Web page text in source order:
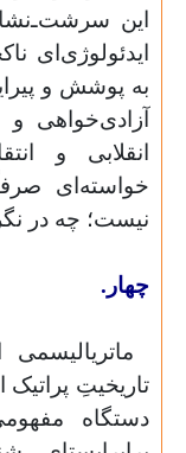
این
ایدئولوژی‌ای
به پوشش و
آزادی‌‌خواهی
انقلابی و
خواسته‌ای
نیست؛ چه در
چهار.
تاریخیتِ
دستگاه